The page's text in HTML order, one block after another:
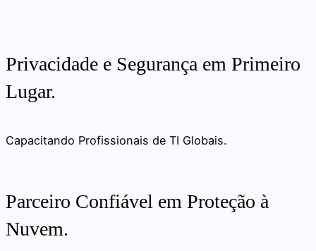
Privacidade e Segurança em Primeiro
Lugar.
Capacitando Profissionais de TI Globais.
Parceiro Confiável em Proteção à
Nuvem.